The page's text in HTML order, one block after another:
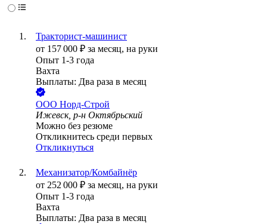
Тракторист-машинист
от 157 000 ₽ за месяц, на руки
Опыт 1-3 года
Вахта
Выплаты: Два раза в месяц
ООО Норд-Строй
Ижевск, р-н Октябрьский
Можно без резюме
Откликнитесь среди первых
Откликнуться
Механизатор/Комбайнёр
от 252 000 ₽ за месяц, на руки
Опыт 1-3 года
Вахта
Выплаты: Два раза в месяц